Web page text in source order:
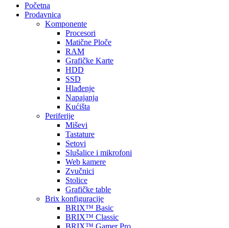
Početna
Prodavnica
Komponente
Procesori
Matične Ploče
RAM
Grafičke Karte
HDD
SSD
Hlađenje
Napajanja
Kućišta
Periferije
Miševi
Tastature
Setovi
Slušalice i mikrofoni
Web kamere
Zvučnici
Stolice
Grafičke table
Brix konfiguracije
BRIX™ Basic
BRIX™ Classic
BRIX™ Gamer Pro